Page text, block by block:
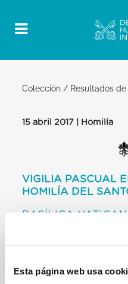
Esta página web usa
Colección / Resultados
15 abril 2017 | Homilía
VIGILIA PASCUAL
HOMILÍA DEL
BASÍLICA
abuelas, el rostro de